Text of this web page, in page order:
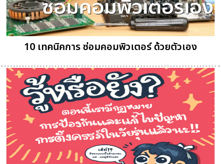
10 เทคนิคการ ซ่อมคอมพิวเตอร์ ด้วยตัวเอง